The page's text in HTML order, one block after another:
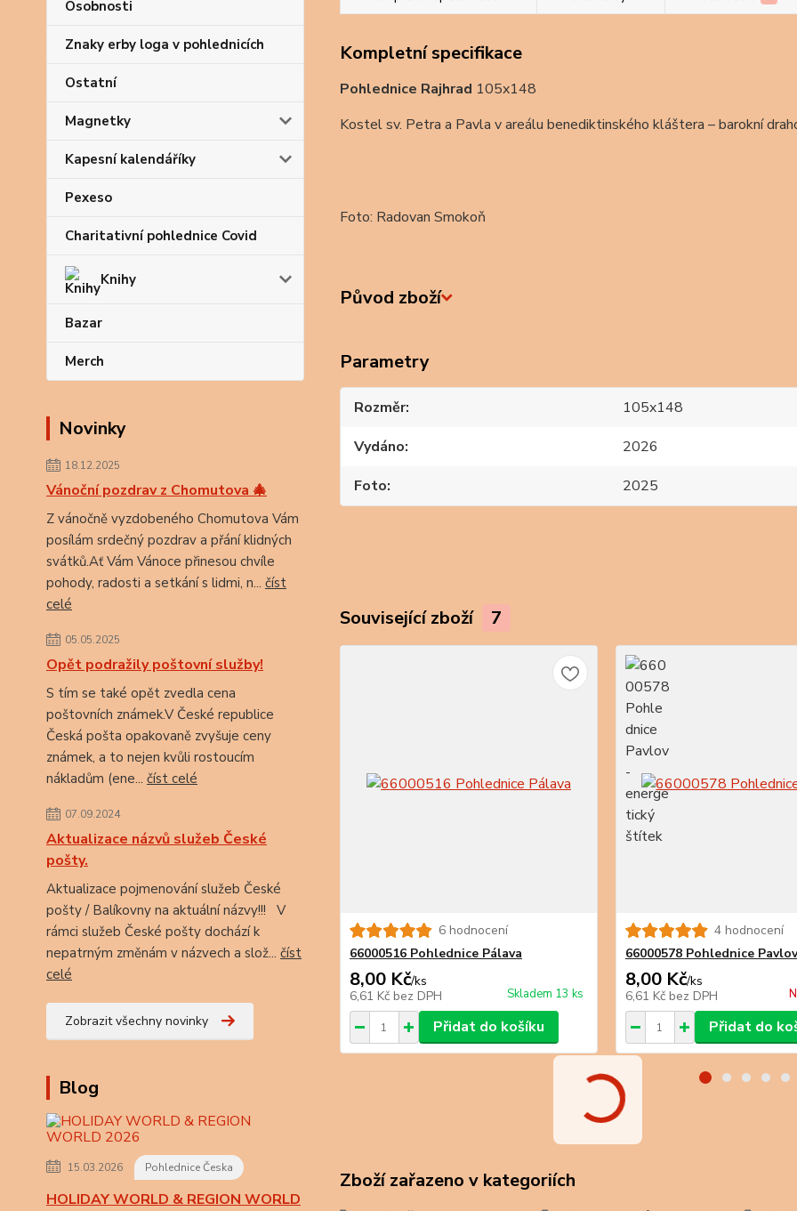
Osobnosti
Znaky erby loga v pohlednicích
Ostatní
Magnetky
Kapesní kalendáříky
Pexeso
Charitativní pohlednice Covid
Knihy
Bazar
Merch
Novinky
18.12.2025
Vánoční pozdrav z Chomutova 🎄
Z vánočně vyzdobeného Chomutova Vám
posílám srdečný pozdrav a přání klidných
svátků.Ať Vám Vánoce přinesou chvíle
pohody, radosti a setkání s lidmi, n... číst
celé
05.05.2025
Opět podražily poštovní služby!
S tím se také opět zvedla cena
poštovních známek.V České republice
Česká pošta opakovaně zvyšuje ceny
známek, a to nejen kvůli rostoucím
nákladům (ene... číst celé
07.09.2024
Aktualizace názvů služeb České
pošty.
Aktualizace pojmenování služeb České
pošty / Balíkovny na aktuální názvy!!! V
rámci služeb České pošty dochází k
nepatrným změnám v názvech a slož... číst
celé
Zobrazit všechny novinky
Blog
15.03.2026 Pohlednice Česka
HOLIDAY WORLD & REGION WORLD
Kompletní specifikace
Pohlednice Rajhrad 105x148
Kostel sv. Petra a Pavla v areálu benediktinského kláštera – barokní
Foto: Radovan Smokoň
Původ zboží
Parametry
Rozměr
105x148
Vydáno
2026
Foto
2025
Související zboží 7
6 hodnocení
66000516 Pohlednice Pálava
8,00 Kč/ks
6,61 Kč bez DPH Skladem 13 ks
Přidat do košíku
4 hodnocení
66000578 Pohlednice Pavlov
8,00 Kč/ks
6,61 Kč bez DPH
Přidat do
Zboží zařazeno v kategoriích